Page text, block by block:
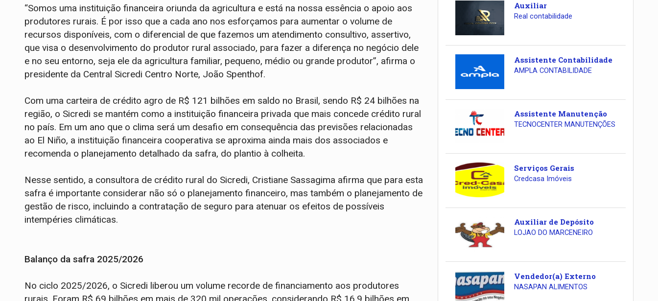
“Somos uma instituição financeira oriunda da agricultura e está na nossa essência o apoio aos
produtores rurais. É por isso que a cada ano nos esforçamos para aumentar o volume de
recursos disponíveis, com o diferencial de que fazemos um atendimento consultivo, assertivo,
que visa o desenvolvimento do produtor rural associado, para fazer a diferença no negócio dele
e no seu entorno, seja ele da agricultura familiar, pequeno, médio ou grande produtor”, afirma o
presidente da Central Sicredi Centro Norte, João Spenthof.
Com uma carteira de crédito agro de R$ 121 bilhões em saldo no Brasil, sendo R$ 24 bilhões na
região, o Sicredi se mantém como a instituição financeira privada que mais concede crédito rural
no país. Em um ano que o clima será um desafio em consequência das previsões relacionadas
ao El Niño, a instituição financeira cooperativa se aproxima ainda mais dos associados e
recomenda o planejamento detalhado da safra, do plantio à colheita.
Nesse sentido, a consultora de crédito rural do Sicredi, Cristiane Sassagima afirma que para esta
safra é importante considerar não só o planejamento financeiro, mas também o planejamento de
gestão de risco, incluindo a contratação de seguro para atenuar os efeitos de possíveis
intempéries climáticas.
Balanço da safra 2025/2026
No ciclo 2025/2026, o Sicredi liberou um volume recorde de financiamento aos produtores
Auxiliar
Real contabilidade
Assistente Contabilidade
AMPLA CONTABILIDADE
Assistente Manutenção
TECNOCENTER MANUTENÇÕES
Serviços Gerais
Credcasa Imóveis
Auxiliar de Depósito
LOJAO DO MARCENEIRO
Vendedor(a) Externo
NASAPAN ALIMENTOS